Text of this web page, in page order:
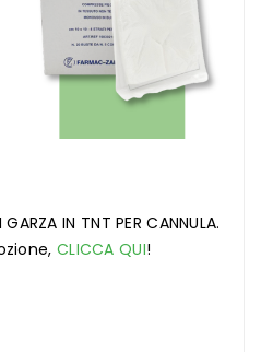
IN TNT PER CANNULA.
CLICCA QUI!